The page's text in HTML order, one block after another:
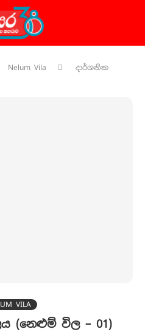
Nelum Vila
දාර්ශනික
VILA
(නෙළුම් විල – 01)